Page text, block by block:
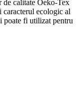
de calitate Oeko-Tex
caracterul ecologic al
poate fi utilizat pentru